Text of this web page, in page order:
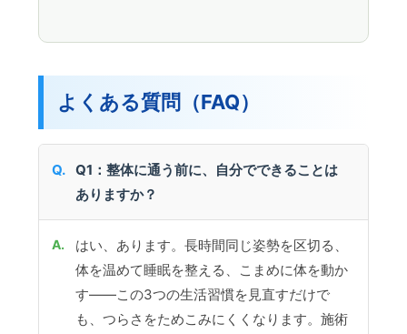
よくある質問（FAQ）
Q1：整体に通う前に、自分でできることは
ありますか？
はい、あります。長時間同じ姿勢を区切る、
体を温めて睡眠を整える、こまめに体を動か
す——この3つの生活習慣を見直すだけで
も、つらさをためこみにくくなります。施術